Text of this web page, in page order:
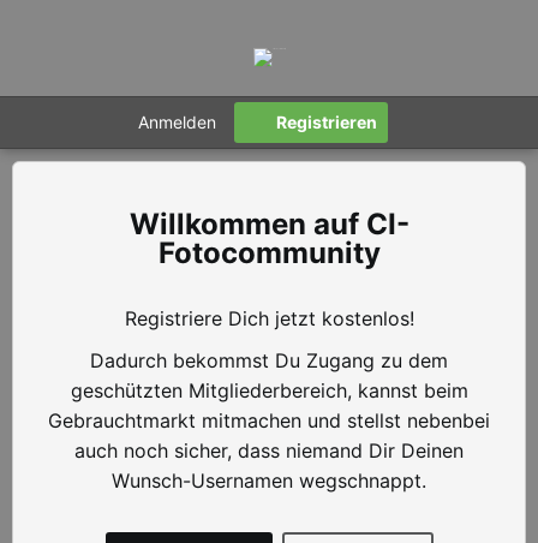
Anmelden Registrieren
CI-
Fotocommunity
Registriere Dich jetzt kostenlos!
Dadurch bekommst Du Zugang zu dem
geschützten Mitgliederbereich, kannst beim
Gebrauchtmarkt mitmachen und stellst nebenbei
auch noch sicher, dass niemand Dir Deinen
Wunsch-Usernamen wegschnappt.